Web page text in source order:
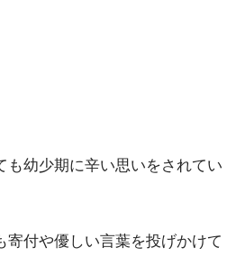
も幼少期に辛い思いをされてい
寄付や優しい言葉を投げかけて